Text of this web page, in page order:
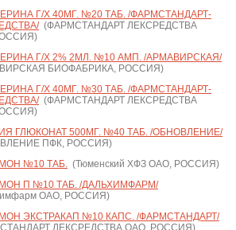
Г/Х 40МГ. №20 ТАБ. /ФАРМСТАНДАРТ-
(ФАРМСТАНДАРТ ЛЕКСРЕДСТВА
Г/Х 2% 2МЛ. №10 АМП. /АРМАВИРСКАЯ/
БИОФАБРИКА, РОССИЯ)
Г/Х 40МГ. №30 ТАБ. /ФАРМСТАНДАРТ-
(ФАРМСТАНДАРТ ЛЕКСРЕДСТВА
ГЛЮКОНАТ 500МГ. №40 ТАБ. /ОБНОВЛЕНИЕ/
ПФК, РОССИЯ)
№10 ТАБ.(Тюменский ХФЗ ОАО, РОССИЯ)
П №10 ТАБ. /ДАЛЬХИМФАРМ/
ОАО, РОССИЯ)
ЭКСТРАКАП №10 КАПС. /ФАРМСТАНДАРТ/
ЛЕКСРЕДСТВА ОАО, РОССИЯ)